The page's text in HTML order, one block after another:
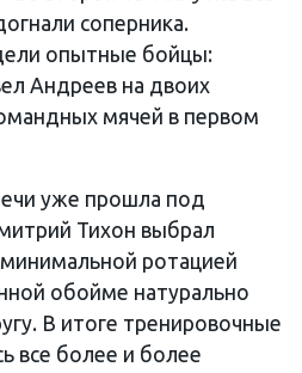
соперника.
опытные бойцы:
Андреев на двоих
мячей в первом
уже прошла под
Тихон выбрал
ротацией
обойме натурально
В итоге тренировочные
все более и более